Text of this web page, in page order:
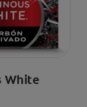
White